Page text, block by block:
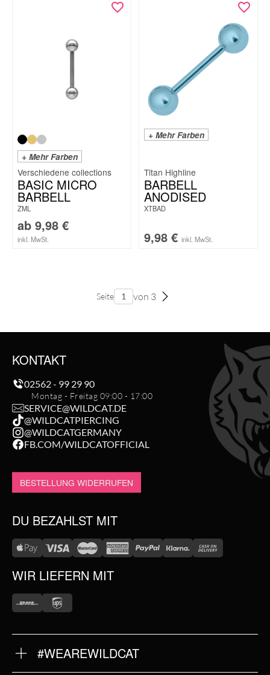
+ Mehr Farben
BASIC MICRO
BARBELL
ZML
ab 9,98 €
inkl. MwSt.
+ Mehr Farben
Titan Highline
BARBELL
ANODISED
XTBAD
9,98 € inkl. MwSt.
Seite von 3
KONTAKT
02562 - 99 29 90
Montag - Freitag 09:00 - 17:00
SERVICE@WILDCAT.DE
@WILDCATPIERCING
@WILDCATGERMANY
FB.COM/WILDCATOFFICIAL
BESTELLUNG WIDERRUFEN
DU BEZAHLST MIT
WIR LIEFERN MIT
#WEAREWILDCAT